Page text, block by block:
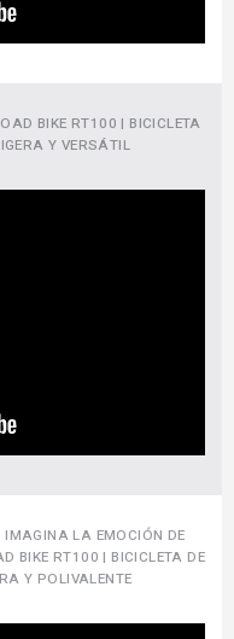
BIKE RT100 | BICICLETA
Y VERSÁTIL
IMAGINA LA EMOCIÓN DE
BIKE RT100 | BICICLETA DE
Y POLIVALENTE